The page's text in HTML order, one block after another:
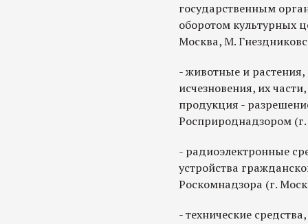
государственным
оборотом культурных
Москва, М.
- животные и
исчезновения, их
продукция -
Росприроднадзором (г.
- радиоэлектронные
устройства
Роскомнадзора (г.
- технические